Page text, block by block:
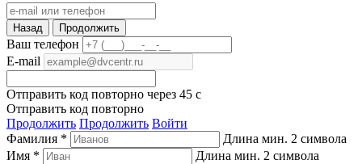
Назад Продолжить
Ваш телефон
E-mail
Отправить код повторно через 45 c
Отправить код повторно
Продолжить Продолжить Войти
Фамилия *
Длина мин. 2 символа
Имя *
Длина мин. 2 символа